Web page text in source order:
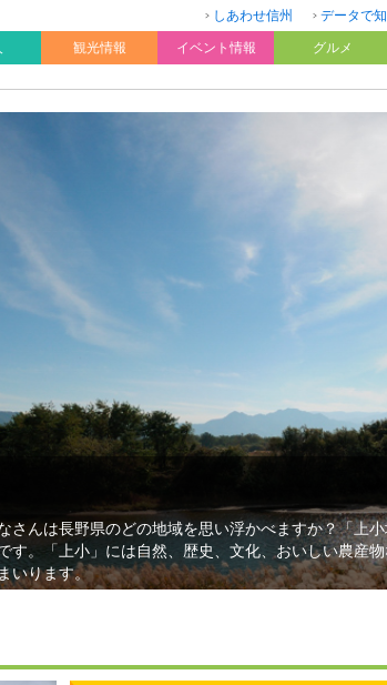
しあわせ信州 データで
観光情報 イベント情報 グルメ
さんは長野県のどの地域を思い浮かべますか？「上
す。「上小」には自然、歴史、文化、おいしい農産
いります。